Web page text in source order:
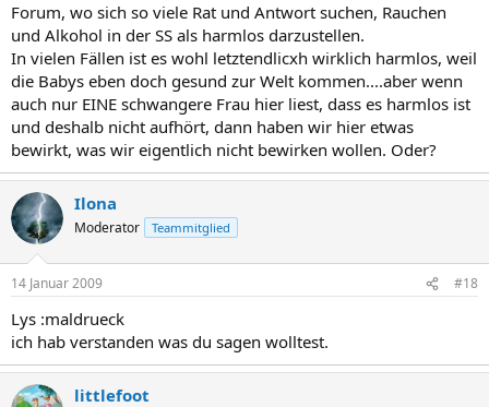
Forum, wo sich so viele Rat und Antwort suchen, Rauchen
und Alkohol in der SS als harmlos darzustellen.
In vielen Fällen ist es wohl letztendlicxh wirklich harmlos, weil
die Babys eben doch gesund zur Welt kommen....aber wenn
auch nur EINE schwangere Frau hier liest, dass es harmlos ist
und deshalb nicht aufhört, dann haben wir hier etwas
bewirkt, was wir eigentlich nicht bewirken wollen. Oder?
Ilona
Moderator Teammitglied
14 Januar 2009 #18
Lys :maldrueck
ich hab verstanden was du sagen wolltest.
littlefoot